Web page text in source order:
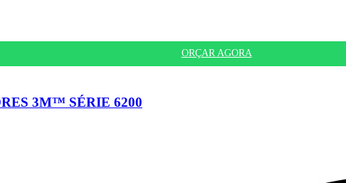
ORÇAR AGORA
3M™ SÉRIE 6200